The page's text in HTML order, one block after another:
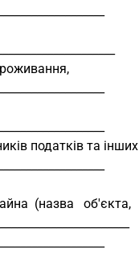
проживання,
податків та інших
(назва   об'єкта,